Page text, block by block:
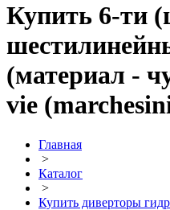
Купить 6-ти
(материал -
vie
Главная
>
Каталог
>
Купить диверторы